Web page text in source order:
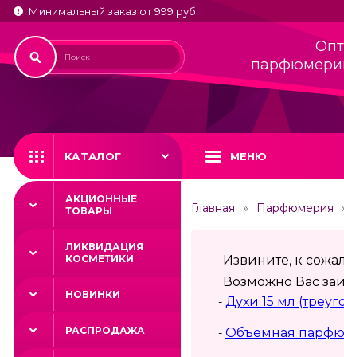
Минимальный заказ от 999 руб.
КАТАЛОГ МЕНЮ
АКЦИОННЫЕ
ТОВАРЫ
ЛИКВИДАЦИЯ
КОСМЕТИКИ
НОВИНКИ
РАСПРОДАЖА
Главная Парфюмерия
Извините, к
Возможно Вас
- Духи 15 мл
- Объемная